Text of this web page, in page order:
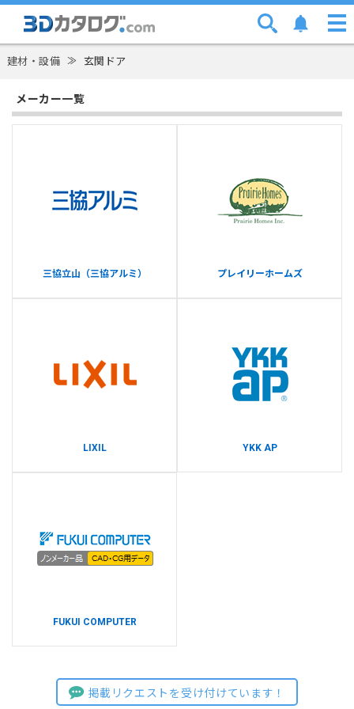
建材・設備 ≫ 玄関ドア
メーカー一覧
三協立山（三協アルミ） プレイリーホームズ
LIXIL YKK AP
FUKUI COMPUTER
掲載リクエストを受け付けています！